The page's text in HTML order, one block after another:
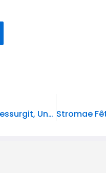
Cité Soleil : Le Choléra Ressurgit, Une Population Déjà Éprouvée Par La Violence Des Gangs